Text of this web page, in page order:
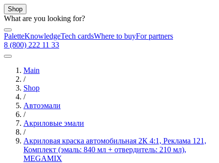
Shop
What are you looking for?
PaletteKnowledgeTech cardsWhere to buyFor partners
8 (800) 222 11 33
Main
/
Shop
/
Автоэмали
/
Акриловые эмали
/
Акриловая краска автомобильная 2К 4:1, Реклама 121,
Комплект (эмаль: 840 мл + отвердитель: 210 мл),
MEGAMIX